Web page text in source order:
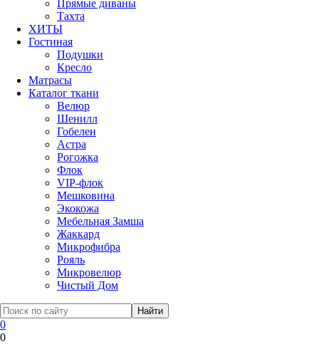
Прямые диваны
Тахта
ХИТЫ
Гостиная
Подушки
Кресло
Матрасы
Каталог ткани
Велюр
Шенилл
Гобелен
Астра
Рогожка
Флок
VIP-флок
Мешковина
Экокожа
Мебельная Замша
Жаккард
Микрофибра
Рояль
Микровелюр
Чистый Дом
0
0